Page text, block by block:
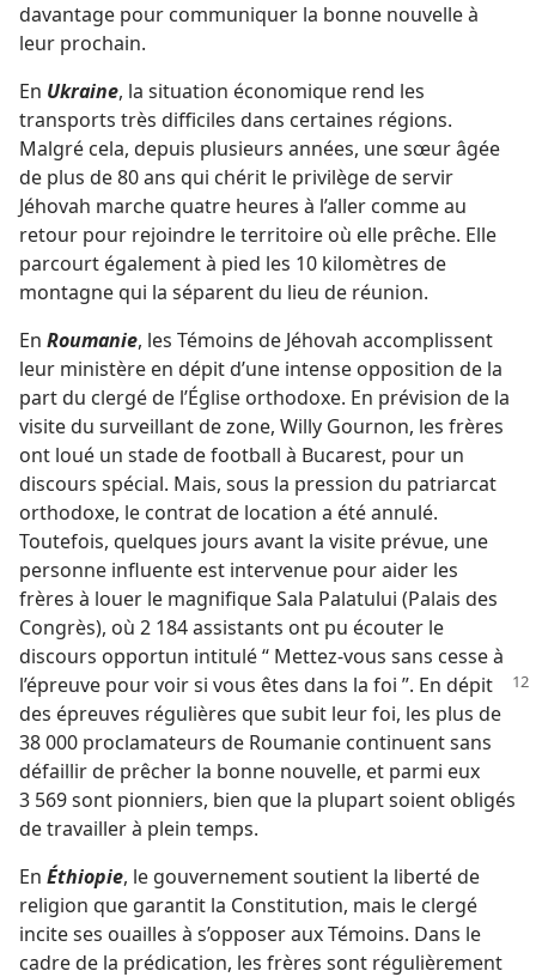
davantage pour communiquer la bonne nouvelle à
leur prochain.
En Ukraine, la situation économique rend les
transports très difficiles dans certaines régions.
Malgré cela, depuis plusieurs années, une sœur âgée
de plus de 80 ans qui chérit le privilège de servir
Jéhovah marche quatre heures à l’aller comme au
retour pour rejoindre le territoire où elle prêche. Elle
parcourt également à pied les 10 kilomètres de
montagne qui la séparent du lieu de réunion.
En Roumanie, les Témoins de Jéhovah accomplissent
leur ministère en dépit d’une intense opposition de la
part du clergé de l’Église orthodoxe. En prévision de la
visite du surveillant de zone, Willy Gournon, les frères
ont loué un stade de football à Bucarest, pour un
discours spécial. Mais, sous la pression du patriarcat
orthodoxe, le contrat de location a été annulé.
Toutefois, quelques jours avant la visite prévue, une
personne influente est intervenue pour aider les
frères à louer le magnifique Sala Palatului (Palais des
Congrès), où 2 184 assistants ont pu écouter le
discours opportun intitulé “ Mettez-​vous sans cesse à
l’épreuve pour voir si vous êtes dans la foi ”. En dépit
des épreuves régulières que subit leur foi, les plus de
38 000 proclamateurs de Roumanie continuent sans
défaillir de prêcher la bonne nouvelle, et parmi eux
3 569 sont pionniers, bien que la plupart soient obligés
de travailler à plein temps.
En Éthiopie, le gouvernement soutient la liberté de
religion que garantit la Constitution, mais le clergé
incite ses ouailles à s’opposer aux Témoins. Dans le
cadre de la prédication, les frères sont régulièrement